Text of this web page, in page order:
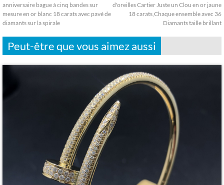
anniversaire bague à cinq bandes sur
mesure en or blanc 18 carats avec pavé de
diamants sur la spirale
d'oreilles Cartier Juste un Clou en or jaune
18 carats,Chaque ensemble avec 36
Diamants taille brillant
Peut-être que vous aimez aussi